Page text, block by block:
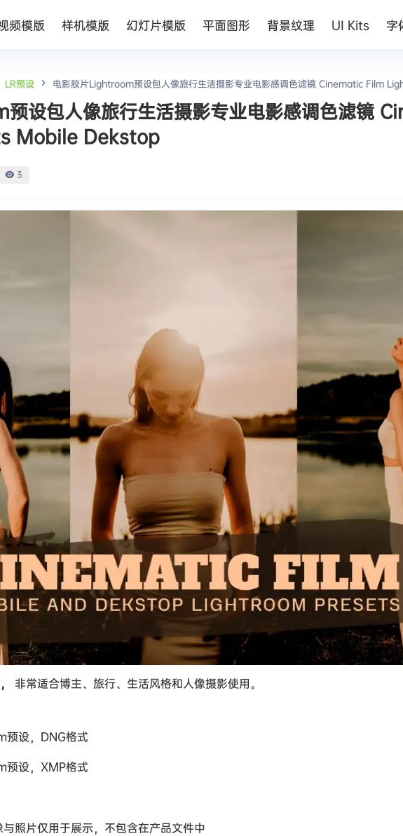
频模版 样机模版 幻灯片模版 平面图形 背景纹理 UI Kits 字
LR预设
电影胶片Lightroom预设包人像旅行生活摄影专业电影感调色滤镜 Cinematic Film
设包人像旅行生活摄影专业电影感调色滤镜
Mobile Dekstop
3
非常适合博主、旅行、生活风格和人像摄影使用。
设，DNG格式
预设，XMP格式
照片仅用于展示，不包含在产品文件中